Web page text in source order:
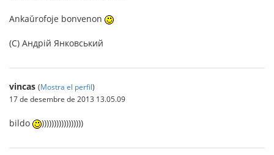
Ankaŭrofoje bonvenon
(C) Андрій Янковський
vincas (Mostra el perfil)
17 de desembre de 2013 13.05.09
bildo )))))))))))))))))